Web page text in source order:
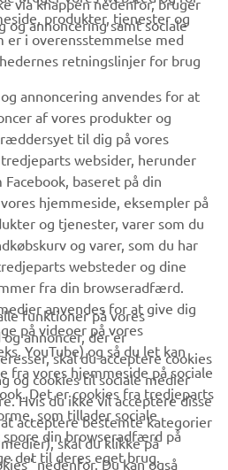
om de seneste tilbud, særlige
og meget mere.
DIG
at lære, hvordan vi behandler dine
er i overensstemmelse med
retningslinjer for brug
og annoncering samt sociale
annoncering anvendes for at
af vores produkter og
til dig på vores
websider, herunder
baseret på din
hjemmeside, eksempler på
og tjenester, varer som du
og varer, som du har
websteder og dine
fra din browseradfærd.
anvendes for at give dig
på videoer på vores
YouTube) og så du let kan
fra vores hjemmeside på sociale
Det er cookies fra tredjeparts
som tillader sociale
din browseradfærd på
det til deres eget brug.
funktioner på vores
annoncer, der er
skal du acceptere cookies
og cookies til sociale medier
Hvis du ikke vil acceptere disse
acceptere bestemte kategorier
skal du klikke på
nedenfor. Du kan også
og tilbagekalde dit